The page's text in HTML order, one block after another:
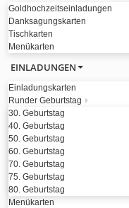
Goldhochzeitseinladungen
Danksagungskarten
Tischkarten
Menükarten
EINLADUNGEN
Einladungskarten
Runder Geburtstag
30. Geburtstag
40. Geburtstag
50. Geburtstag
60. Geburtstag
70. Geburtstag
75. Geburtstag
80. Geburtstag
Menükarten